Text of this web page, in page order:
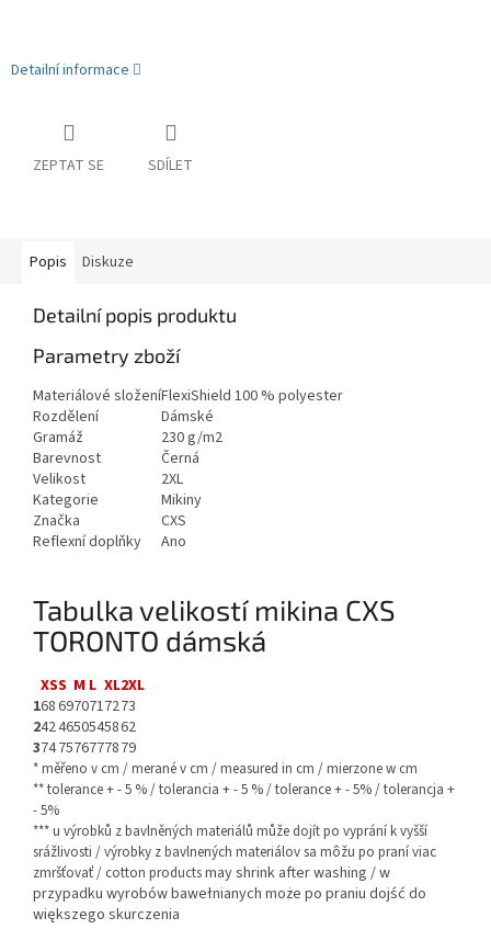
Detailní informace
ZEPTAT SE SDÍLET
Popis Diskuze
Detailní popis produktu
Parametry zboží
Materiálové složeníFlexiShield 100 % polyester
Rozdělení
Dámské
Gramáž
230 g/m2
Barevnost
Černá
Velikost
2XL
Kategorie
Mikiny
Značka
CXS
Reflexní doplňky
Ano
Tabulka velikostí mikina CXS
TORONTO dámská
XSS M L XL2XL
1686970717273
2424650545862
3747576777879
* měřeno v cm / merané v cm / measured in cm / mierzone w cm
** tolerance + - 5 % / tolerancia + - 5 % / tolerance + - 5% / tolerancja +
- 5%
*** u výrobků z bavlněných materiálů může dojít po vyprání k vyšší
srážlivosti / výrobky z bavlnených materiálov sa môžu po praní viac
zmršťovať / cotton productsmay shrink after washing / w
przypadku wyrobów bawełnianych może po praniu dojść do
większego skurczenia